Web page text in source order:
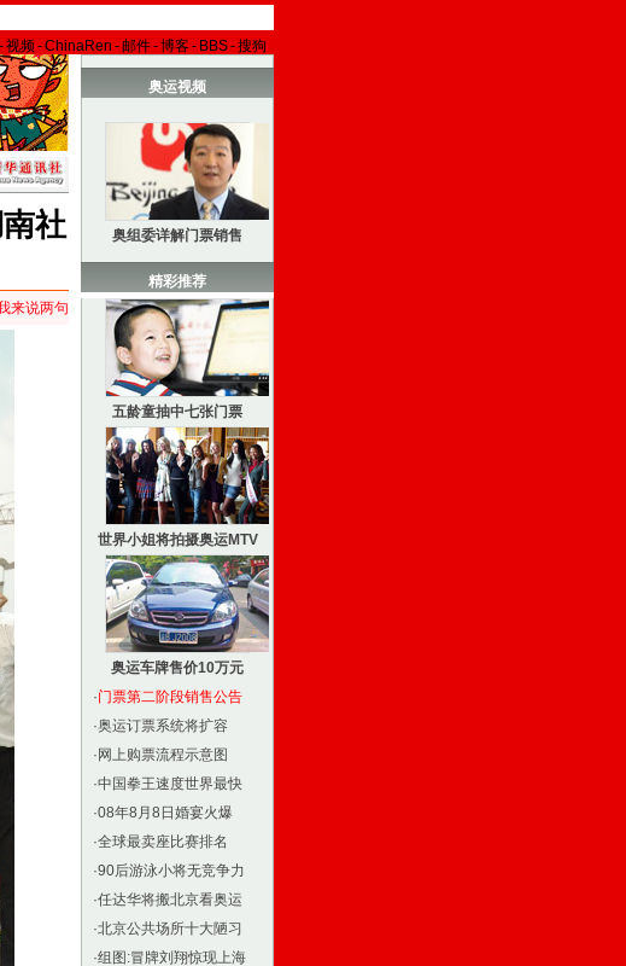
-视频-ChinaRen -邮件-博客- BBS-搜狗
社
来说两句
奥运视频
奥组委详解门票销售
精彩推荐
五龄童抽中七张门票
世界小姐将拍摄奥运MTV
奥运车牌售价10万元
·门票第二阶段销售公告
·奥运订票系统将扩容
· 网上购票流程示意图
·中国拳王速度世界最快
·08年8月8日婚宴火爆
·全球最卖座比赛排名
·90后游泳小将无竞争力
·任达华将搬北京看奥运
·北京公共场所十大陋习
·组图:冒牌刘翔惊现上海